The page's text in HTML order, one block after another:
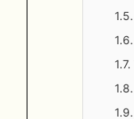
1.5.
1.6.
1.7.
1.8.
1.9.